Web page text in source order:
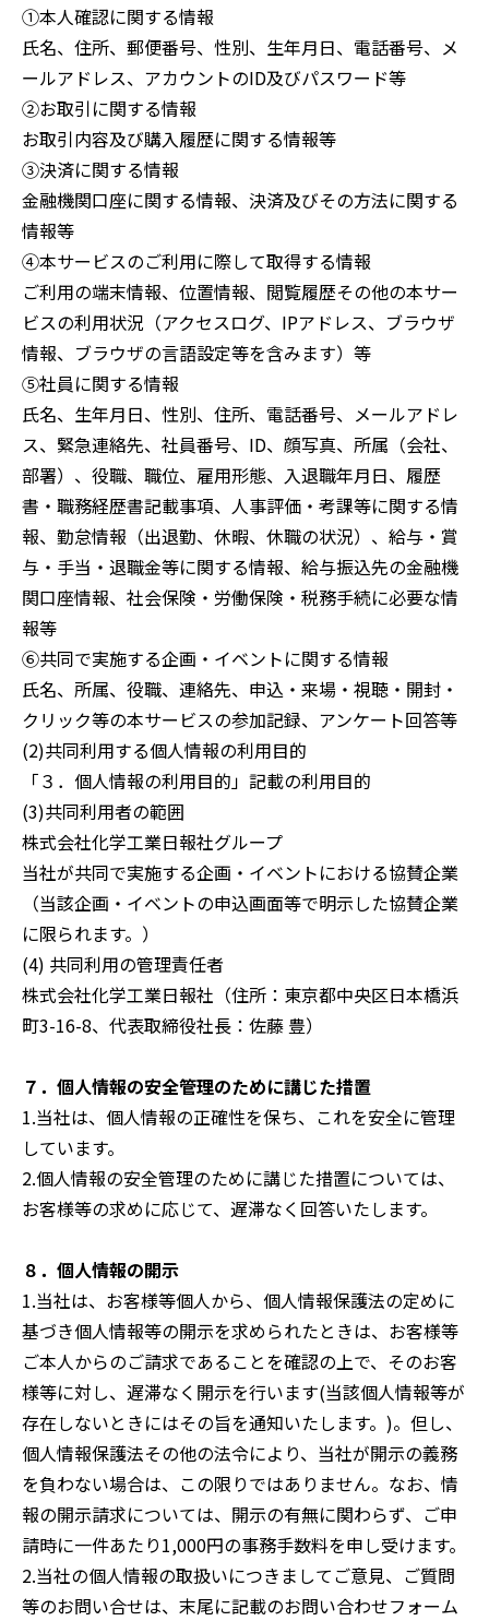
①本人確認に関する情報
氏名、住所、郵便番号、性別、生年月日、電話番号、メ
ールアドレス、アカウントのID及びパスワード等
②お取引に関する情報
お取引内容及び購入履歴に関する情報等
③決済に関する情報
金融機関口座に関する情報、決済及びその方法に関する
情報等
④本サービスのご利用に際して取得する情報
ご利用の端末情報、位置情報、閲覧履歴その他の本サー
ビスの利用状況（アクセスログ、IPアドレス、ブラウザ
情報、ブラウザの言語設定等を含みます）等
⑤社員に関する情報
氏名、生年月日、性別、住所、電話番号、メールアドレ
ス、緊急連絡先、社員番号、ID、顔写真、所属（会社、
部署）、役職、職位、雇用形態、入退職年月日、履歴
書・職務経歴書記載事項、人事評価・考課等に関する情
報、勤怠情報（出退勤、休暇、休職の状況）、給与・賞
与・手当・退職金等に関する情報、給与振込先の金融機
関口座情報、社会保険・労働保険・税務手続に必要な情
報等
⑥共同で実施する企画・イベントに関する情報
氏名、所属、役職、連絡先、申込・来場・視聴・開封・
クリック等の本サービスの参加記録、アンケート回答等
(2)共同利用する個人情報の利用目的
「３．個人情報の利用目的」記載の利用目的
(3)共同利用者の範囲
株式会社化学工業日報社グループ
当社が共同で実施する企画・イベントにおける協賛企業
（当該企画・イベントの申込画面等で明示した協賛企業
に限られます。）
(4) 共同利用の管理責任者
株式会社化学工業日報社（住所：東京都中央区日本橋浜
町3-16-8、代表取締役社長：佐藤 豊）
７．個人情報の安全管理のために講じた措置
1.当社は、個人情報の正確性を保ち、これを安全に管理
しています。
2.個人情報の安全管理のために講じた措置については、
お客様等の求めに応じて、遅滞なく回答いたします。
８．個人情報の開示
1.当社は、お客様等個人から、個人情報保護法の定めに
基づき個人情報等の開示を求められたときは、お客様等
ご本人からのご請求であることを確認の上で、そのお客
様等に対し、遅滞なく開示を行います(当該個人情報等が
存在しないときにはその旨を通知いたします。)。但し、
個人情報保護法その他の法令により、当社が開示の義務
を負わない場合は、この限りではありません。なお、情
報の開示請求については、開示の有無に関わらず、ご申
請時に一件あたり1,000円の事務手数料を申し受けます。
2.当社の個人情報の取扱いにつきましてご意見、ご質問
等のお問い合せは、末尾に記載のお問い合わせフォーム